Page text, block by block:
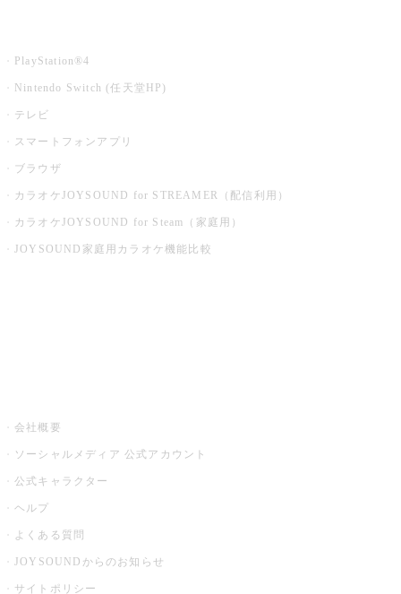
PlayStation®4
Nintendo Switch (任天堂HP)
テレビ
スマートフォンアプリ
ブラウザ
カラオケJOYSOUND for STREAMER（配信利用）
カラオケJOYSOUND for Steam（家庭用）
JOYSOUND家庭用カラオケ機能比較
会社概要
ソーシャルメディア 公式アカウント
公式キャラクター
ヘルプ
よくある質問
JOYSOUNDからのお知らせ
サイトポリシー